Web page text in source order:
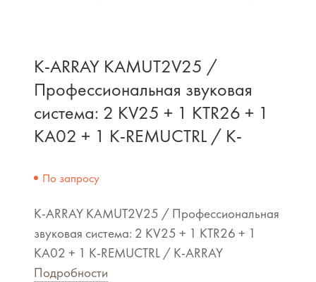
K-ARRAY KAMUT2V25 /
Профессиональная звуковая
система: 2 KV25 + 1 KTR26 + 1
KA02 + 1 K-REMUCTRL / K-
По запросу
K-ARRAY KAMUT2V25 / Профессиональная
звуковая система: 2 KV25 + 1 KTR26 + 1
KA02 + 1 K-REMUCTRL / K-ARRAY
Подробности